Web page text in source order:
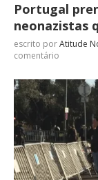
Portugal
neonazistas
escrito porAtitude
comentário